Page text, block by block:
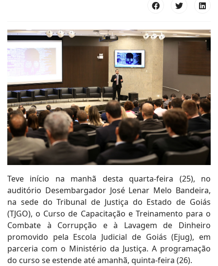
Teve início na manhã desta quarta-feira (25), no
auditório Desembargador José Lenar Melo Bandeira,
na sede do Tribunal de Justiça do Estado de Goiás
(TJGO), o Curso de Capacitação e Treinamento para o
Combate à Corrupção e à Lavagem de Dinheiro
promovido pela Escola Judicial de Goiás (Ejug), em
parceria com o Ministério da Justiça. A programação
do curso se estende até amanhã, quinta-feira (26).